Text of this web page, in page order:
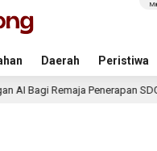
Daerah Peristiwa
Penerapan SDG,s